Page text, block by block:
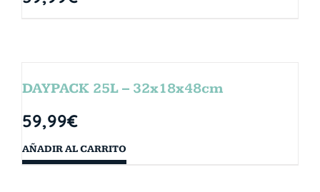
DAYPACK 25L – 32x18x48cm
59,99€
AÑADIR AL CARRITO